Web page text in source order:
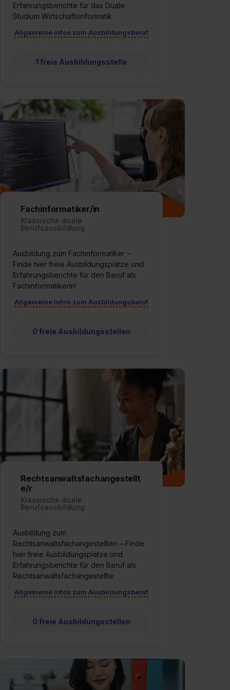
Erfahrungsberichte für das Duale
Studium Wirtschaftsinformatik
Allgemeine Infos zum Ausbildungsberuf
1 freie Ausbildungsstelle
Fachinformatiker/in
Klassische duale
Berufsausbildung
Ausbildung zum Fachinformatiker –
Finde hier freie Ausbildungsplätze und
Erfahrungsberichte für den Beruf als
Fachinformatikerin!
Allgemeine Infos zum Ausbildungsberuf
0 freie Ausbildungsstellen
Rechtsanwaltsfachangestellt
e/r
Klassische duale
Berufsausbildung
Ausbildung zum
Rechtsanwaltsfachangestellten – Finde
hier freie Ausbildungsplätze und
Erfahrungsberichte für den Beruf als
Rechtsanwaltsfachangestellte
Allgemeine Infos zum Ausbildungsberuf
0 freie Ausbildungsstellen